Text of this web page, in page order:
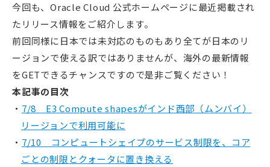
今回も、Oracle Cloud 公式ホームページに最近掲載され
たリリース情報をご紹介します。
前回同様に日本では未対応のものもあり全てが日本のリ
ージョンで使える訳ではありませんが、海外の最新情報
をGETできるチャンスですので是非ご覧ください！
本記事の目次
7/8 E3 Compute shapesがインド西部（ムンバイ）
リージョンで利用可能に
7/10 コンピュートシェイプのサービス制限を、コア
ごとの制限とクォータに置き換える